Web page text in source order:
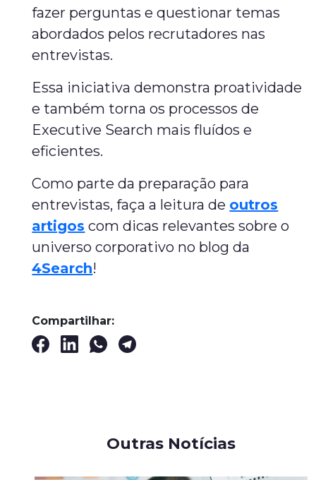
fazer perguntas e questionar temas
abordados pelos recrutadores nas
entrevistas.
Essa iniciativa demonstra proatividade
e também torna os processos de
Executive Search mais fluídos e
eficientes.
Como parte da preparação para
entrevistas, faça a leitura de outros
artigos com dicas relevantes sobre o
universo corporativo no blog da
4Search!
Compartilhar:
Outras Notícias